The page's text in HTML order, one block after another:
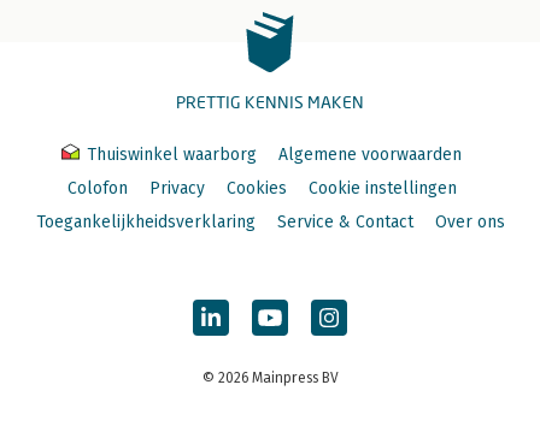
PRETTIG KENNIS MAKEN
Thuiswinkel waarborg
Algemene voorwaarden
Colofon
Privacy Cookies
Cookie instellingen
Toegankelijkheidsverklaring
Service & Contact Over ons
© 2026 Mainpress BV